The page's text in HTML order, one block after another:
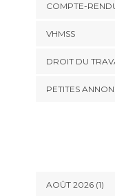
COMPTE-
VHMSS
DROIT DU
PETITES
AOÛT 2026 (1)